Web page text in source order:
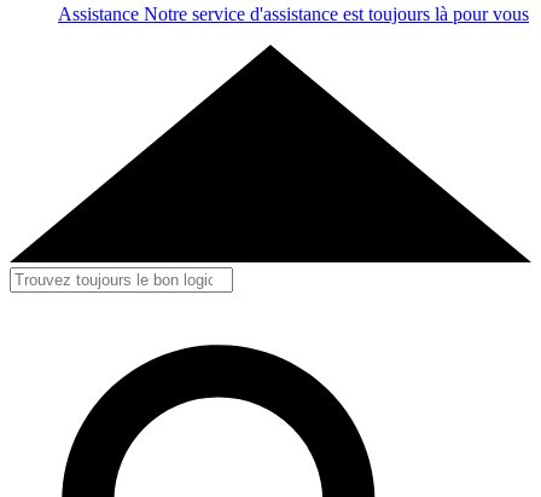
Assistance Notre service d'assistance est toujours là pour vous